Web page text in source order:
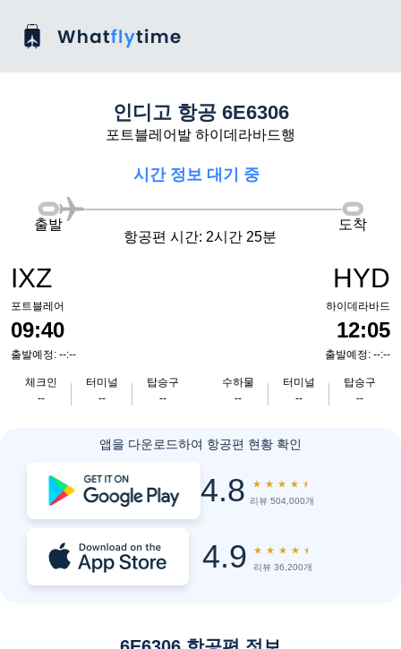
인디고 항공 6E6306
포트블레어발 하이데라바드행
시간 정보 대기 중
IXZ
포트블레어
09:40
출발예정: --:--
체크인
--
터미널
--
탑승구
--
출발
항공편 시간: 2시간 25분
도착
HYD
하이데라바드
12:05
출발예정: --:--
수하물
--
터미널
--
탑승구
--
앱을 다운로드하여 항공편 현황 확인
4.8 ★ ★ ★ ★ ★
리뷰 504,000개
4.9 ★ ★ ★ ★ ★
리뷰 36,200개